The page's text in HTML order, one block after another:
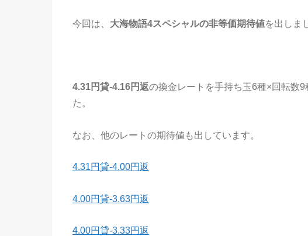
今回は、 大海物語4スペシャルの非等価期待値を出しま
4.31円貸-4.16円返の換金レートを手持ち玉6種×回転数
た。
なお、他のレートの期待値も出しています。
4.31円貸-4.00円返
4.00円貸-3.63円返
4.00円貸-3.33円返